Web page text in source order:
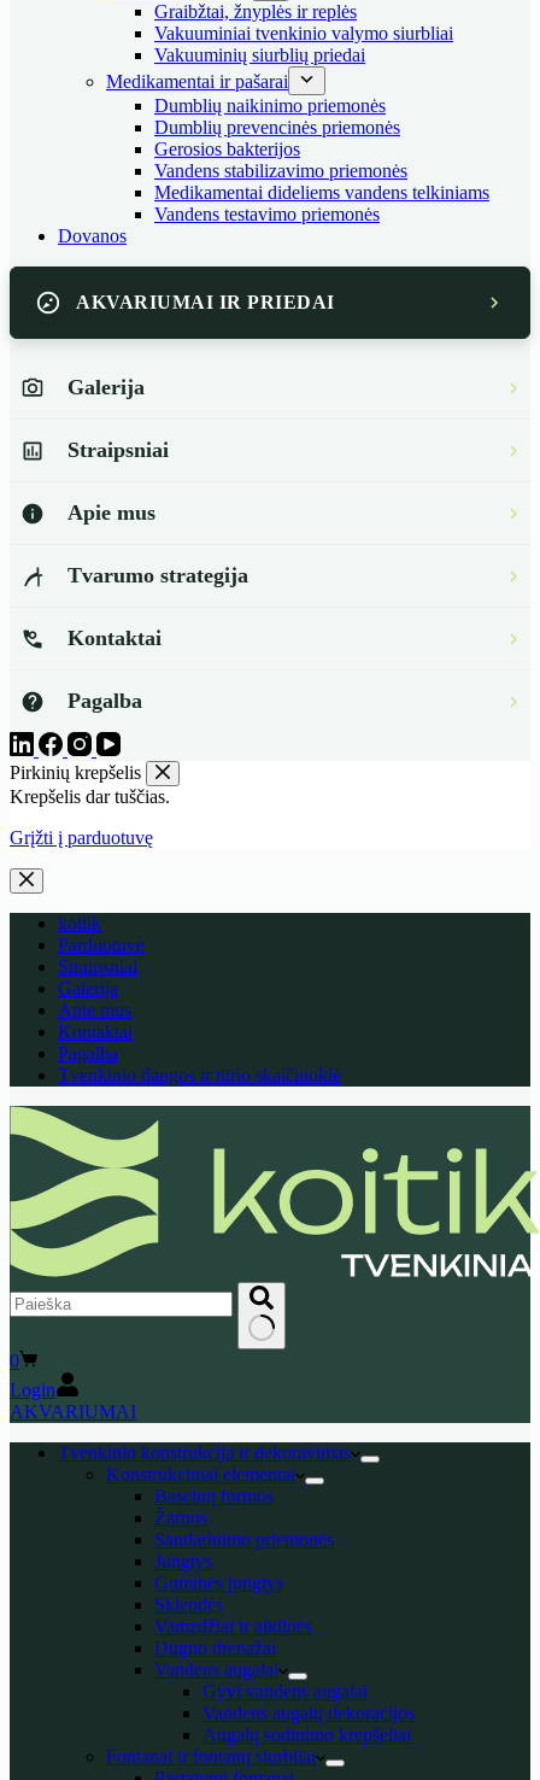
Graibžtai, žnyplės ir replės
Vakuuminiai tvenkinio valymo siurbliai
Vakuuminių siurblių priedai
Medikamentai ir pašarai
Dumblių naikinimo priemonės
Dumblių prevencinės priemonės
Gerosios bakterijos
Vandens stabilizavimo priemonės
Medikamentai dideliems vandens telkiniams
Vandens testavimo priemonės
Dovanos
AKVARIUMAI IR PRIEDAI
Galerija
Straipsniai
Apie mus
Tvarumo strategija
Kontaktai
Pagalba
Pirkinių krepšelis
Krepšelis dar tuščias.
Grįžti į parduotuvę
koitik
Parduotuvė
Straipsniai
Galerija
Apie mus
Kontaktai
Pagalba
Tvenkinio dangos ir tūrio skaičiuoklė
No
results
Shopping
cart
0
Login
AKVARIUMAI
Tvenkinio konstrukcija ir dekoravimas
Konstrukciniai elementai
Baseinų formos
Žarnos
Sandarinimo priemonės
Jungtys
Guminės jungtys
Sklendės
Vamzdžiai ir alkūnės
Dugno drenažai
Vandens augalai
Gyvi vandens augalai
Vandens augalų dekoracijos
Augalų sodinimo krepšeliai
Fontanai ir fontanų siurbliai